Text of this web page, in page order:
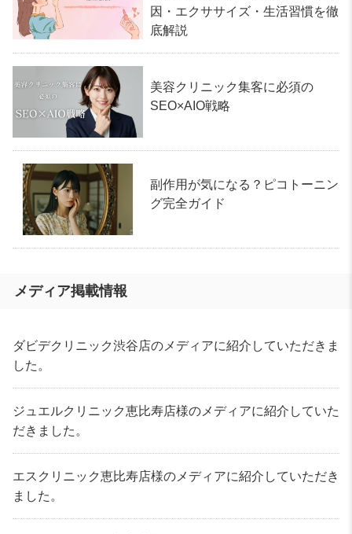
因・エクササイズ・生活習慣を徹
底解説
美容クリニック集客に必須の
SEO×AIO戦略
副作用が気になる？ピコトーニン
グ完全ガイド
メディア掲載情報
ダビデクリニック渋谷店のメディアに紹介していただきま
した。
ジュエルクリニック恵比寿店様のメディアに紹介していた
だきました。
エスクリニック恵比寿店様のメディアに紹介していただき
ました。